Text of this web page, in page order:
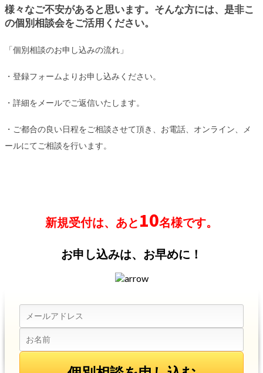
様々なご不安があると思います。そんな方には、是非こ
の個別相談会をご活用ください。
「個別相談のお申し込みの流れ」
・登録フォームよりお申し込みください。
・詳細をメールでご返信いたします。
・ご都合の良い日程をご相談させて頂き、お電話、オンライン、メ
ールにてご相談を行います。
新規受付は、あと 10名様です。
お申し込みは、お早めに！